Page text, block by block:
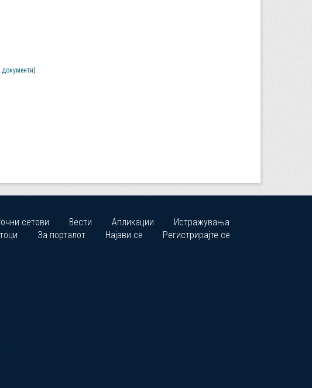
документи)
сетови Вести Апликации
Истражувања
За порталот Најави се Регистрирајте се